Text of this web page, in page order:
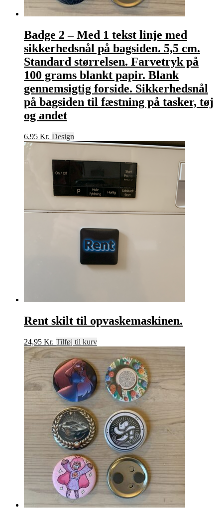
forside.
antal
Badge 2 – Med 1 tekst linje med
sikkerhedsnål på bagsiden. 5,5 cm.
Standard størrelsen. Farvetryk på
100 grams blankt papir. Blank
gennemsigtig forside. Sikkerhedsnål
på bagsiden til fæstning på tasker, tøj
og andet
6,95 Kr. Design
Rent skilt til opvaskemaskinen.
24,95 Kr. Tilføj til kurv